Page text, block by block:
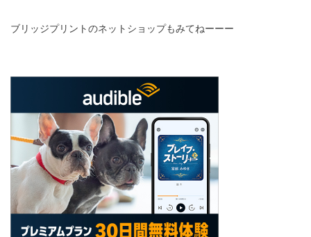
ブリッジプリントのネットショップもみてねーーー